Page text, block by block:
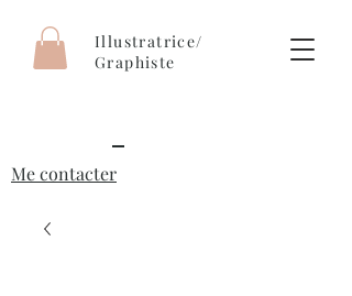
Illustratrice/
Graphiste
Me contacter